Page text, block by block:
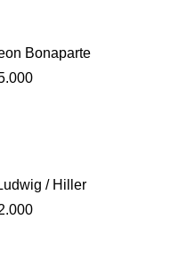
Bonaparte
/ Hiller